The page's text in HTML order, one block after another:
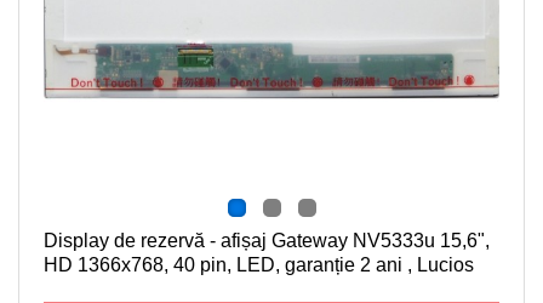
Display de rezervă - afișaj Gateway NV5333u 15,6",
HD 1366x768, 40 pin, LED, garanție 2 ani , Lucios